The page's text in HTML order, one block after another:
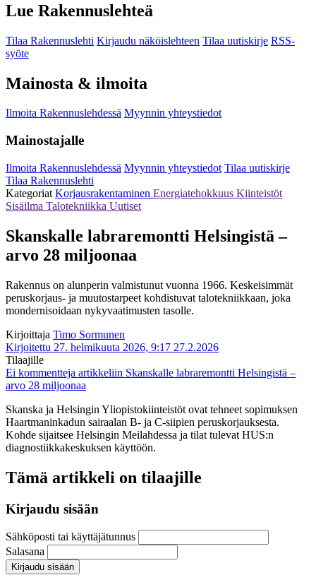
Lue Rakennuslehteä
Tilaa Rakennuslehti Kirjaudu näköislehteen Tilaa uutiskirje RSS-
syöte
Mainosta & ilmoita
Ilmoita Rakennuslehdessä Myynnin yhteystiedot
Mainostajalle
Ilmoita Rakennuslehdessä Myynnin yhteystiedot Tilaa uutiskirje
Tilaa Rakennuslehti
Kategoriat Korjausrakentaminen Energiatehokkuus Kiinteistöt
Sisäilma Talotekniikka Uutiset
Skanskalle labraremontti Helsingistä –
arvo 28 miljoonaa
Rakennus on alunperin valmistunut vuonna 1966. Keskeisimmät
peruskorjaus- ja muutostarpeet kohdistuvat talotekniikkaan, joka
mondernisoidaan nykyvaatimusten tasolle.
Kirjoittaja Timo Sormunen
Kirjoitettu 27. helmikuuta 2026, 9:17 27.2.2026
Tilaajille
Ei kommentteja artikkeliin Skanskalle labraremontti Helsingistä –
arvo 28 miljoonaa
Skanska ja Helsingin Yliopistokiinteistöt ovat tehneet sopimuksen
Haartmaninkadun sairaalan B- ja C-siipien peruskorjauksesta.
Kohde sijaitsee Helsingin Meilahdessa ja tilat tulevat HUS:n
diagnostiikkakeskuksen käyttöön.
Tämä artikkeli on tilaajille
Kirjaudu sisään
Sähköposti tai käyttäjätunnus
Salasana
Kirjaudu sisään